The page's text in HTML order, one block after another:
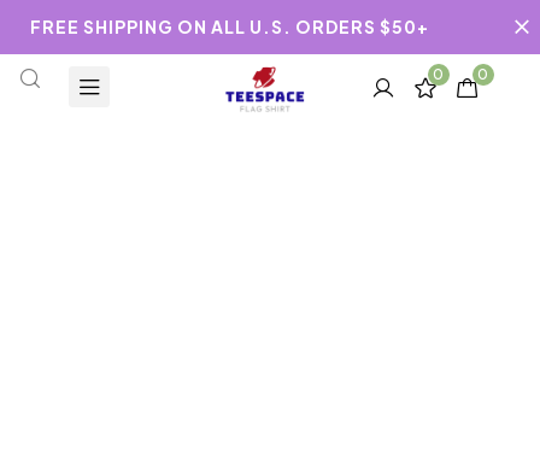
FREE SHIPPING ON ALL U.S. ORDERS $50+
0 0